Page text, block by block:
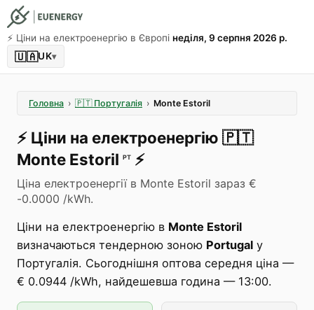
⚡️ Ціни на електроенергію в Європі неділя, 9 серпня 2026 р.
🇺🇦UK▾
Головна › 🇵🇹 Португалія › Monte Estoril
⚡️ Ціни на електроенергію 🇵🇹
Monte Estoril PT ⚡️
Ціна електроенергії в Monte Estoril зараз €
-0.0000 /kWh.
Ціни на електроенергію в Monte Estoril
визначаються тендерною зоною Portugal у
Португалія. Сьогоднішня оптова середня ціна —
€ 0.0944 /kWh, найдешевша година — 13:00.